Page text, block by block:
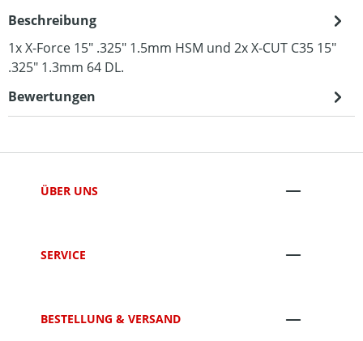
Beschreibung
1x X-Force 15" .325" 1.5mm HSM und 2x X-CUT C35 15"
.325" 1.3mm 64 DL.
Bewertungen
ÜBER UNS
SERVICE
BESTELLUNG & VERSAND